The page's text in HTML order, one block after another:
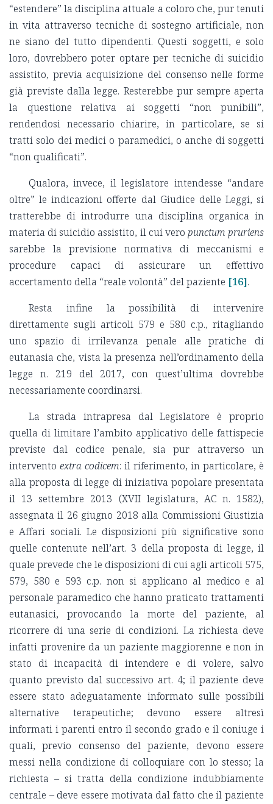
“estendere” la disciplina attuale a coloro che, pur tenuti
in vita attraverso tecniche di sostegno artificiale, non
ne siano del tutto dipendenti. Questi soggetti, e solo
loro, dovrebbero poter optare per tecniche di suicidio
assistito, previa acquisizione del consenso nelle forme
già previste dalla legge. Resterebbe pur sempre aperta
la questione relativa ai soggetti “non punibili”,
rendendosi necessario chiarire, in particolare, se si
tratti solo dei medici o paramedici, o anche di soggetti
“non qualificati”.
Qualora, invece, il legislatore intendesse “andare
oltre” le indicazioni offerte dal Giudice delle Leggi, si
tratterebbe di introdurre una disciplina organica in
materia di suicidio assistito, il cui vero punctum pruriens
sarebbe la previsione normativa di meccanismi e
procedure capaci di assicurare un effettivo
accertamento della “reale volontà” del paziente [16].
Resta infine la possibilità di intervenire
direttamente sugli articoli 579 e 580 c.p., ritagliando
uno spazio di irrilevanza penale alle pratiche di
eutanasia che, vista la presenza nell’ordinamento della
legge n. 219 del 2017, con quest’ultima dovrebbe
necessariamente coordinarsi.
La strada intrapresa dal Legislatore è proprio
quella di limitare l’ambito applicativo delle fattispecie
previste dal codice penale, sia pur attraverso un
intervento extra codicem: il riferimento, in particolare, è
alla proposta di legge di iniziativa popolare presentata
il 13 settembre 2013 (XVII legislatura, AC n. 1582),
assegnata il 26 giugno 2018 alla Commissioni Giustizia
e Affari sociali. Le disposizioni più significative sono
quelle contenute nell’art. 3 della proposta di legge, il
quale prevede che le disposizioni di cui agli articoli 575,
579, 580 e 593 c.p. non si applicano al medico e al
personale paramedico che hanno praticato trattamenti
eutanasici, provocando la morte del paziente, al
ricorrere di una serie di condizioni. La richiesta deve
infatti provenire da un paziente maggiorenne e non in
stato di incapacità di intendere e di volere, salvo
quanto previsto dal successivo art. 4; il paziente deve
essere stato adeguatamente informato sulle possibili
alternative terapeutiche; devono essere altresì
informati i parenti entro il secondo grado e il coniuge i
quali, previo consenso del paziente, devono essere
messi nella condizione di colloquiare con lo stesso; la
richiesta – si tratta della condizione indubbiamente
centrale – deve essere motivata dal fatto che il paziente